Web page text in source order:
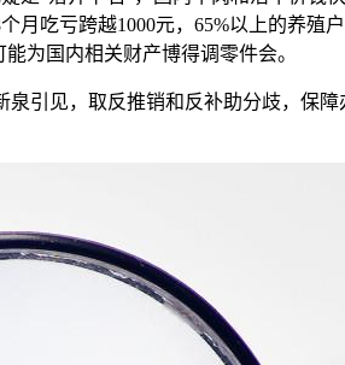
月吃亏跨越1000元，65%以上的养殖
为国内相关财产博得调零件会。
引见，取反推销和反补助分歧，保障